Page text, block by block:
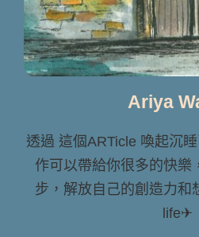
Ariya
透過 這個ARTicle 喚起沉
作可以帶給你很多的快樂
步，解放自己的創造力和
life✈